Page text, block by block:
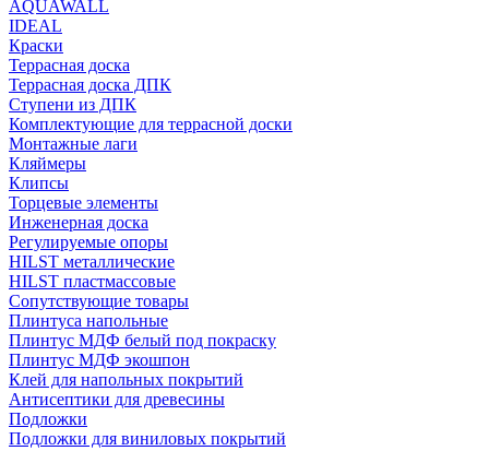
AQUAWALL
IDEAL
Краски
Террасная доска
Террасная доска ДПК
Ступени из ДПК
Комплектующие для террасной доски
Монтажные лаги
Кляймеры
Клипсы
Торцевые элементы
Инженерная доска
Регулируемые опоры
HILST металлические
HILST пластмассовые
Сопутствующие товары
Плинтуса напольные
Плинтус МДФ белый под покраску
Плинтус МДФ экошпон
Клей для напольных покрытий
Антисептики для древесины
Подложки
Подложки для виниловых покрытий